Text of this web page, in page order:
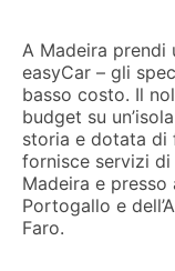
A Madeira prendi
easyCar – gli
basso costo. Il
budget su
storia e dotata di
fornisce servizi
Madeira e
Portogallo e
Faro.